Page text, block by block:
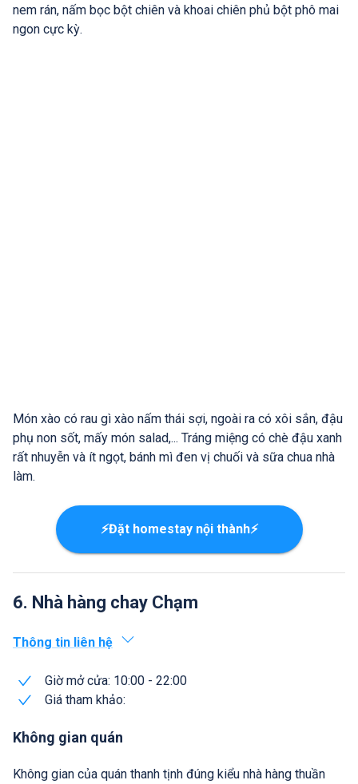
nem rán, nấm bọc bột chiên và khoai chiên phủ bột phô mai
ngon cực kỳ.
Món xào có rau gì xào nấm thái sợi, ngoài ra có xôi sắn, đậu
phụ non sốt, mấy món salad,... Tráng miệng có chè đậu xanh
rất nhuyễn và ít ngọt, bánh mì đen vị chuối và sữa chua nhà
làm.
⚡Đặt homestay nội thành⚡
6. Nhà hàng chay Chạm
Thông tin liên hệ
Giờ mở cửa: 10:00 - 22:00
Giá tham khảo:
Không gian quán
Không gian của quán thanh tịnh đúng kiểu nhà hàng thuần